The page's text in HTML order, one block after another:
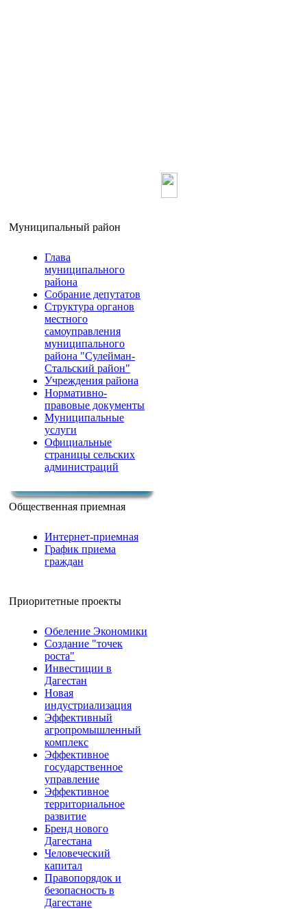
Муниципальный район
Глава
муниципального
района
Собрание депутатов
Структура органов
местного
самоуправления
муниципального
района "Сулейман-
Стальский район"
Учреждения района
Нормативно-
правовые документы
Муниципальные
услуги
Официальные
страницы сельских
администраций
Общественная приемная
Интернет-приемная
График приема
граждан
Приоритетные проекты
Обеление Экономики
Создание "точек
роста"
Инвестиции в
Дагестан
Новая
индустриализация
Эффективный
агропромышленный
комплекс
Эффективное
государственное
управление
Эффективное
территориальное
развитие
Бренд нового
Дагестана
Человеческий
капитал
Правопорядок и
безопасность в
Дагестане